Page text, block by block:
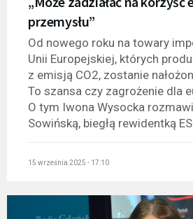
przemysłu”
Od nowego roku na towary
Unii Europejskiej, których
z emisją CO2, zostanie
To szansa czy zagrożenie dla
O tym Iwona Wysocka
Sowińską, biegłą rewidentką
15 września 2025 - 17:10